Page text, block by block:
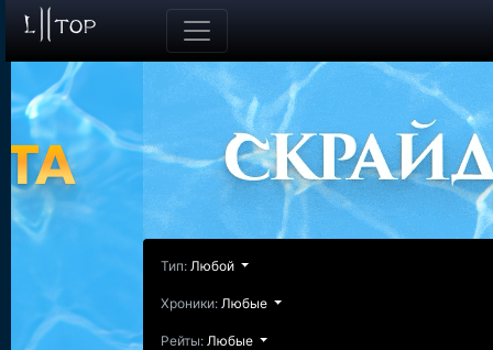
Тип: Любой
Хроники: Любые
Рейты: Любые